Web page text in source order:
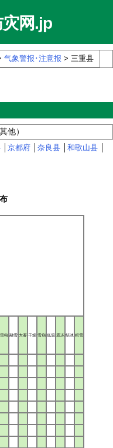
网.jp
气象警报･注意报 > 三重县
他）
京都府 奈良县 和歌山县
雷电 融雪 大雾 干燥 雪崩 低温 霜冻 结冰 积雪